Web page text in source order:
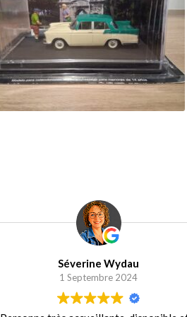
25.00€
Ajouter au panier
Séverine Wydau
1 Septembre 2024